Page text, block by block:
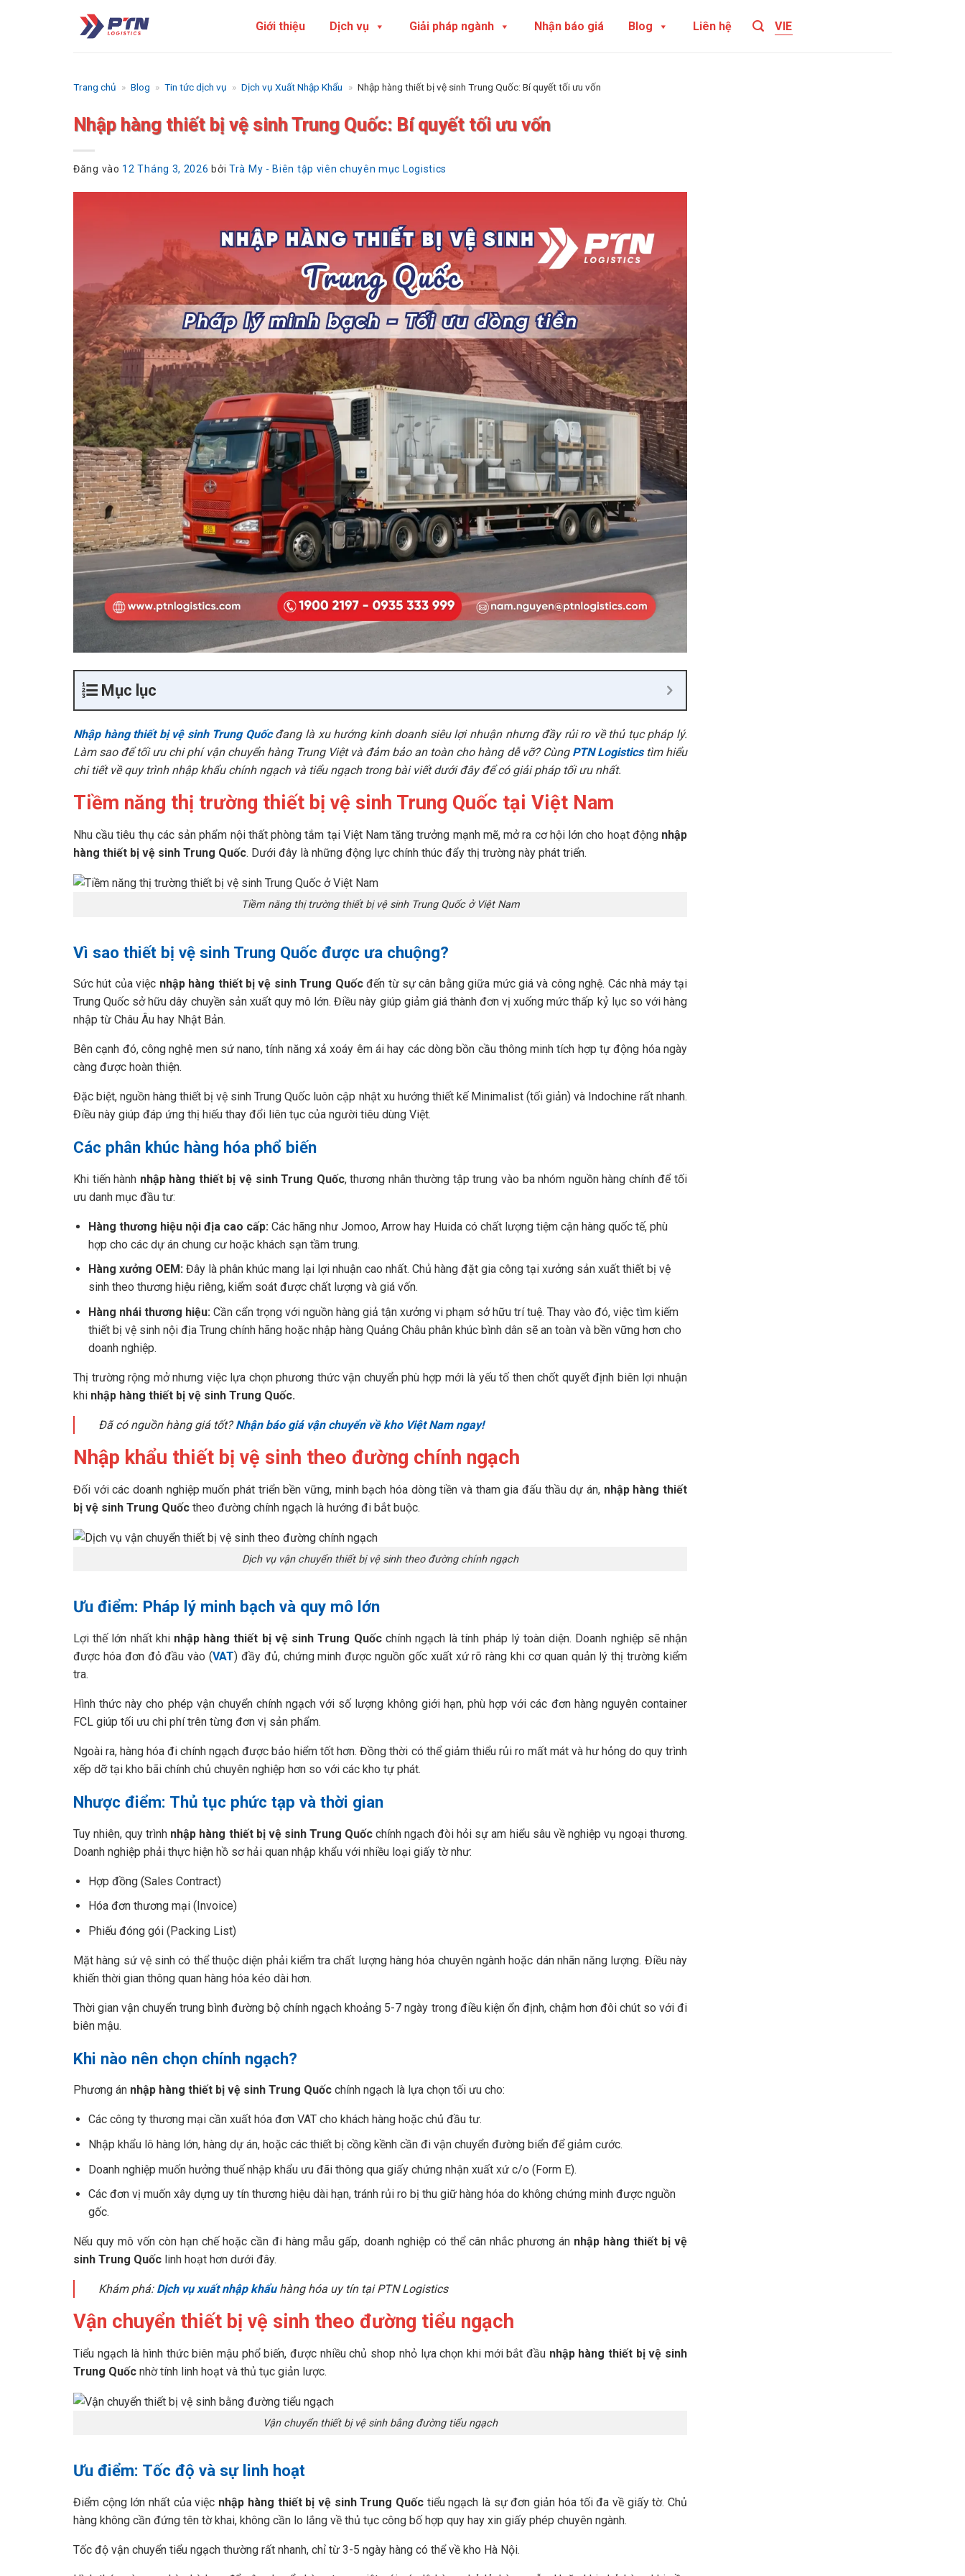
Giới thiệu Dịch vụ Giải pháp ngành Nhận báo giá Blog Liên hệ VIE
Trang chủ » Blog » Tin tức dịch vụ » Dịch vụ Xuất Nhập Khẩu » Nhập hàng thiết bị vệ sinh Trung Quốc: Bí quyết tối ưu vốn
Nhập hàng thiết bị vệ sinh Trung Quốc: Bí quyết tối ưu vốn
Đăng vào 12 Tháng 3, 2026 bởiTrà My - Biên tập viên chuyên mục Logistics
Mục lục
Nhập hàng thiết bị vệ sinh Trung Quốcđang là xu hướng kinh doanh siêu lợi nhuận nhưng đầy rủi ro về thủ tục pháp lý.
Làm sao để tối ưu chi phí vận chuyển hàng Trung Việt và đảm bảo an toàn cho hàng dễ vỡ? CùngPTN Logisticstìm hiểu
chi tiết về quy trình nhập khẩu chính ngạch và tiểu ngạch trong bài viết dưới đây để có giải pháp tối ưu nhất.
Tiềm năng thị trường thiết bị vệ sinh Trung Quốc tại Việt Nam
Nhu cầu tiêu thụ các sản phẩm nội thất phòng tắm tại Việt Nam tăng trưởng mạnh mẽ, mở ra cơ hội lớn cho hoạt động nhập
hàng thiết bị vệ sinh Trung Quốc. Dưới đây là những động lực chính thúc đẩy thị trường này phát triển.
Tiềm năng thị trường thiết bị vệ sinh Trung Quốc ở Việt Nam
Vì sao thiết bị vệ sinh Trung Quốc được ưa chuộng?
Sức hút của việc nhập hàng thiết bị vệ sinh Trung Quốcđến từ sự cân bằng giữa mức giá và công nghệ. Các nhà máy tại
Trung Quốc sở hữu dây chuyền sản xuất quy mô lớn. Điều này giúp giảm giá thành đơn vị xuống mức thấp kỷ lục so với hàng
nhập từ Châu Âu hay Nhật Bản.
Bên cạnh đó, công nghệ men sứ nano, tính năng xả xoáy êm ái hay các dòng bồn cầu thông minh tích hợp tự động hóa ngày
càng được hoàn thiện.
Đặc biệt, nguồn hàng thiết bị vệ sinh Trung Quốc luôn cập nhật xu hướng thiết kế Minimalist (tối giản) và Indochine rất nhanh.
Điều này giúp đáp ứng thị hiếu thay đổi liên tục của người tiêu dùng Việt.
Các phân khúc hàng hóa phổ biến
Khi tiến hành nhập hàng thiết bị vệ sinh Trung Quốc, thương nhân thường tập trung vào ba nhóm nguồn hàng chính để tối
ưu danh mục đầu tư:
Hàng thương hiệu nội địa cao cấp: Các hãng như Jomoo, Arrow hay Huida có chất lượng tiệm cận hàng quốc tế, phù
hợp cho các dự án chung cư hoặc khách sạn tầm trung.
Hàng xưởng OEM:Đây là phân khúc mang lại lợi nhuận cao nhất. Chủ hàng đặt gia công tại xưởng sản xuất thiết bị vệ
sinh theo thương hiệu riêng, kiểm soát được chất lượng và giá vốn.
Hàng nhái thương hiệu:Cần cẩn trọng với nguồn hàng giả tận xưởng vi phạm sở hữu trí tuệ. Thay vào đó, việc tìm kiếm
thiết bị vệ sinh nội địa Trung chính hãng hoặc nhập hàng Quảng Châu phân khúc bình dân sẽ an toàn và bền vững hơn cho
doanh nghiệp.
Thị trường rộng mở nhưng việc lựa chọn phương thức vận chuyển phù hợp mới là yếu tố then chốt quyết định biên lợi nhuận
khi nhập hàng thiết bị vệ sinh Trung Quốc.
Đã có nguồn hàng giá tốt?Nhận báo giá vận chuyển về kho Việt Nam ngay!
Nhập khẩu thiết bị vệ sinh theo đường chính ngạch
Đối với các doanh nghiệp muốn phát triển bền vững, minh bạch hóa dòng tiền và tham gia đấu thầu dự án, nhập hàng thiết
bị vệ sinh Trung Quốc theo đường chính ngạch là hướng đi bắt buộc.
Dịch vụ vận chuyển thiết bị vệ sinh theo đường chính ngạch
Ưu điểm: Pháp lý minh bạch và quy mô lớn
Lợi thế lớn nhất khinhập hàng thiết bị vệ sinh Trung Quốcchính ngạch là tính pháp lý toàn diện. Doanh nghiệp sẽ nhận
được hóa đơn đỏ đầu vào (VAT) đầy đủ, chứng minh được nguồn gốc xuất xứ rõ ràng khi cơ quan quản lý thị trường kiểm
tra.
Hình thức này cho phép vận chuyển chính ngạch với số lượng không giới hạn, phù hợp với các đơn hàng nguyên container
FCL giúp tối ưu chi phí trên từng đơn vị sản phẩm.
Ngoài ra, hàng hóa đi chính ngạch được bảo hiểm tốt hơn. Đồng thời có thể giảm thiểu rủi ro mất mát và hư hỏng do quy trình
xếp dỡ tại kho bãi chính chủ chuyên nghiệp hơn so với các kho tự phát.
Nhược điểm: Thủ tục phức tạp và thời gian
Tuy nhiên, quy trình nhập hàng thiết bị vệ sinh Trung Quốcchính ngạch đòi hỏi sự am hiểu sâu về nghiệp vụ ngoại thương.
Doanh nghiệp phải thực hiện hồ sơ hải quan nhập khẩu với nhiều loại giấy tờ như:
Hợp đồng (Sales Contract)
Hóa đơn thương mại (Invoice)
Phiếu đóng gói (Packing List)
Mặt hàng sứ vệ sinh có thể thuộc diện phải kiểm tra chất lượng hàng hóa chuyên ngành hoặc dán nhãn năng lượng. Điều này
khiến thời gian thông quan hàng hóa kéo dài hơn.
Thời gian vận chuyển trung bình đường bộ chính ngạch khoảng 5-7 ngày trong điều kiện ổn định, chậm hơn đôi chút so với đi
biên mậu.
Khi nào nên chọn chính ngạch?
Phương án nhập hàng thiết bị vệ sinh Trung Quốc chính ngạch là lựa chọn tối ưu cho:
Các công ty thương mại cần xuất hóa đơn VAT cho khách hàng hoặc chủ đầu tư.
Nhập khẩu lô hàng lớn, hàng dự án, hoặc các thiết bị cồng kềnh cần đi vận chuyển đường biển để giảm cước.
Doanh nghiệp muốn hưởng thuế nhập khẩu ưu đãi thông qua giấy chứng nhận xuất xứ c/o (Form E).
Các đơn vị muốn xây dựng uy tín thương hiệu dài hạn, tránh rủi ro bị thu giữ hàng hóa do không chứng minh được nguồn
gốc.
Nếu quy mô vốn còn hạn chế hoặc cần đi hàng mẫu gấp, doanh nghiệp có thể cân nhắc phương án nhập hàng thiết bị vệ
sinh Trung Quốc linh hoạt hơn dưới đây.
Khám phá: Dịch vụ xuất nhập khẩuhàng hóa uy tín tại PTN Logistics
Vận chuyển thiết bị vệ sinh theo đường tiểu ngạch
Tiểu ngạch là hình thức biên mậu phổ biến, được nhiều chủ shop nhỏ lựa chọn khi mới bắt đầu nhập hàng thiết bị vệ sinh
Trung Quốc nhờ tính linh hoạt và thủ tục giản lược.
Vận chuyển thiết bị vệ sinh bằng đường tiểu ngạch
Ưu điểm: Tốc độ và sự linh hoạt
Điểm cộng lớn nhất của việc nhập hàng thiết bị vệ sinh Trung Quốc tiểu ngạch là sự đơn giản hóa tối đa về giấy tờ. Chủ
hàng không cần đứng tên tờ khai, không cần lo lắng về thủ tục công bố hợp quy hay xin giấy phép chuyên ngành.
Tốc độ vận chuyển tiểu ngạch thường rất nhanh, chỉ từ 3-5 ngày hàng có thể về kho Hà Nội.